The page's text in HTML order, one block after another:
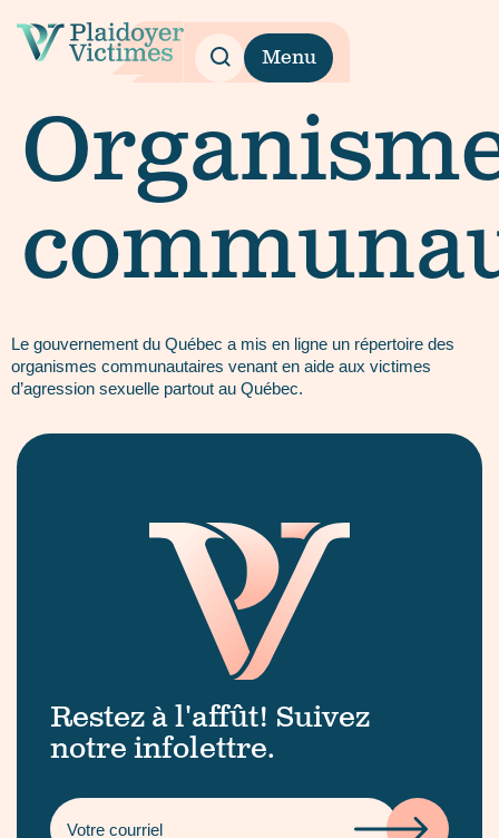
Menu
Le gouvernement du Québec a mis en ligne un répertoire des
organismes communautaires venant en aide aux victimes
d’agression sexuelle partout au Québec.
Restez à l'affût! Suivez
notre infolettre.